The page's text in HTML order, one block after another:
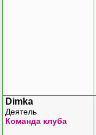
Dimka
Деятель
Команда клуба